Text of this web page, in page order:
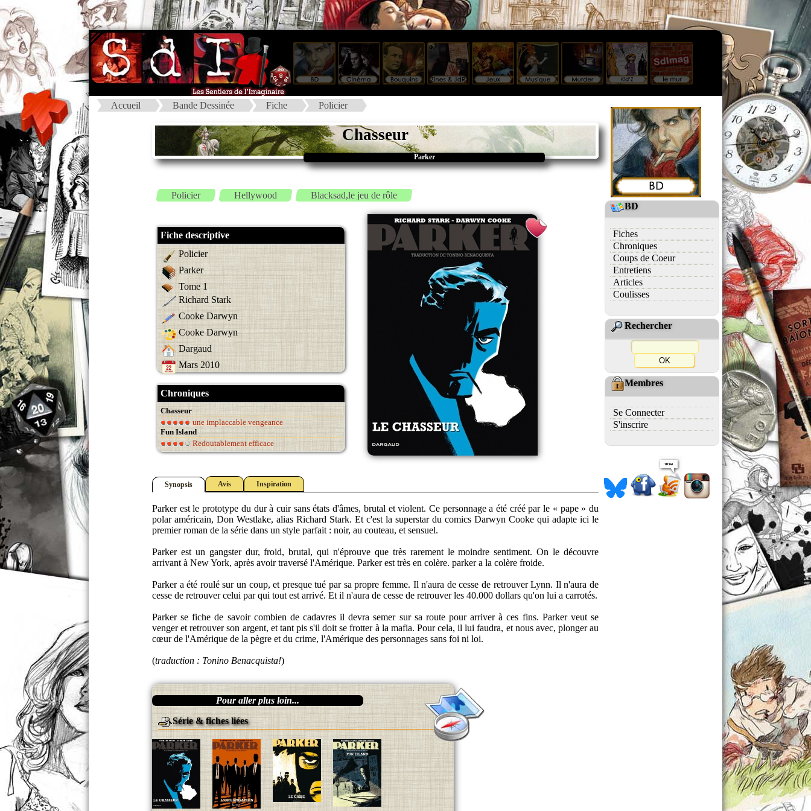
Accueil Bande Dessinée Fiche Policier
Chasseur
Parker
Policier Hellywood Blacksad,le jeu de rôle
Fiche descriptive
Policier
Parker
Tome 1
Richard Stark
Cooke Darwyn
Cooke Darwyn
Dargaud
Mars 2010
Chroniques
Chasseur
une implaccable vengeance
Fun Island
Redoutablement efficace
Synopsis Avis Inspiration
Parker est le prototype du dur à cuir sans états d'âmes, brutal et violent. Ce personnage a été créé par le « pape » du
polar américain, Don Westlake, alias Richard Stark. Et c'est la superstar du comics Darwyn Cooke qui adapte ici le
premier roman de la série dans un style parfait : noir, au couteau, et sensuel.
Parker est un gangster dur, froid, brutal, qui n'éprouve que très rarement le moindre sentiment. On le découvre
arrivant à New York, après avoir traversé l'Amérique. Parker est très en colère. parker a la colère froide.
Parker a été roulé sur un coup, et presque tué par sa propre femme. Il n'aura de cesse de retrouver Lynn. Il n'aura de
cesse de retrouver celui par qui tout est arrivé. Et il n'aura de cesse de retrouver les 40.000 dollars qu'on lui a carrotés.
Parker se fiche de savoir combien de cadavres il devra semer sur sa route pour arriver à ces fins. Parker veut se
venger et retrouver son argent, et tant pis s'il doit se frotter à la mafia. Pour cela, il lui faudra, et nous avec, plonger au
cœur de l'Amérique de la pègre et du crime, l'Amérique des personnages sans foi ni loi.
(traduction : Tonino Benacquista!)
Pour aller plus loin...
Série & fiches liées
BD
Fiches
Chroniques
Coups de Coeur
Entretiens
Articles
Coulisses
Rechercher
Membres
Se Connecter
S'inscrire